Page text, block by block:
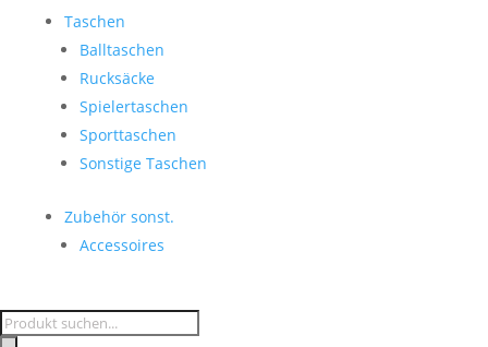
Taschen
Balltaschen
Rucksäcke
Spielertaschen
Sporttaschen
Sonstige Taschen
Zubehör sonst.
Accessoires
Products